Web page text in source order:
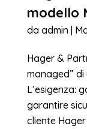
modello
da admin |
Hager &
managed”
L’esigenza:
garantire
cliente